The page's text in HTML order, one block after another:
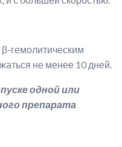
гемолитическим
не менее 10 дней.
одной или
препарата